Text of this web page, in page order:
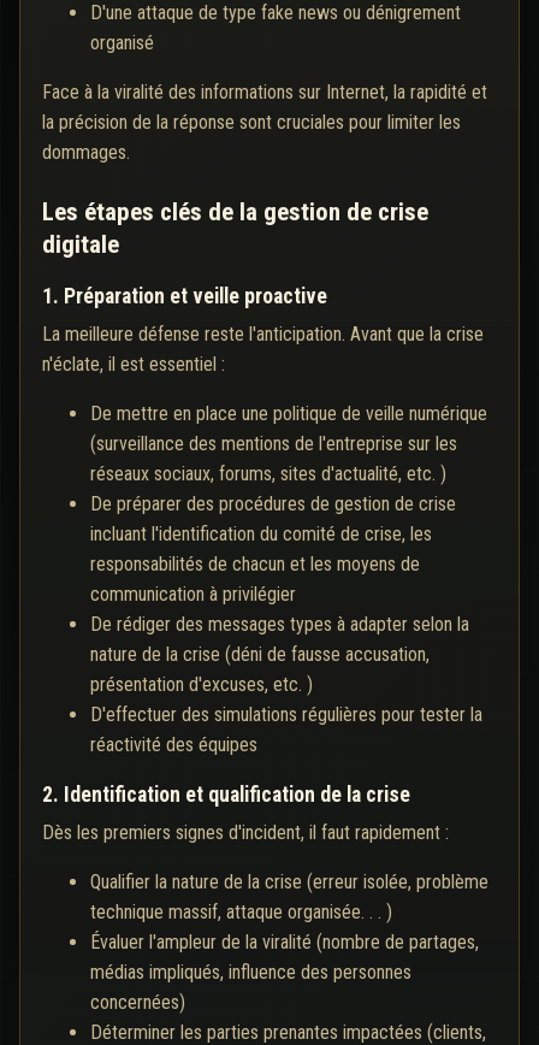
D'une attaque de type fake news ou dénigrement
organisé
Face à la viralité des informations sur Internet, la rapidité et
la précision de la réponse sont cruciales pour limiter les
dommages.
Les étapes clés de la gestion de crise
digitale
1. Préparation et veille proactive
La meilleure défense reste l'anticipation. Avant que la crise
n'éclate, il est essentiel :
De mettre en place une politique de veille numérique
(surveillance des mentions de l'entreprise sur les
réseaux sociaux, forums, sites d'actualité, etc. )
De préparer des procédures de gestion de crise
incluant l'identification du comité de crise, les
responsabilités de chacun et les moyens de
communication à privilégier
De rédiger des messages types à adapter selon la
nature de la crise (déni de fausse accusation,
présentation d'excuses, etc. )
D'effectuer des simulations régulières pour tester la
réactivité des équipes
2. Identification et qualification de la crise
Dès les premiers signes d'incident, il faut rapidement :
Qualifier la nature de la crise (erreur isolée, problème
technique massif, attaque organisée. . . )
Évaluer l'ampleur de la viralité (nombre de partages,
médias impliqués, influence des personnes
concernées)
Déterminer les parties prenantes impactées (clients,